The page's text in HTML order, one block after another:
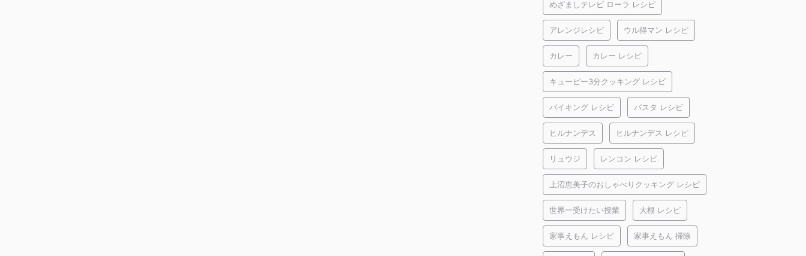
めざましテレビ ローラ レシピ
アレンジレシピ ウル得マン レシピ
カレー カレー レシピ
キューピー3分クッキング レシピ
バイキング レシピ パスタ レシピ
ヒルナンデス ヒルナンデス レシピ
リュウジ レンコン レシピ
上沼恵美子のおしゃべりクッキング レシピ
世界一受けたい授業 大根 レシピ
家事えもん レシピ 家事えもん 掃除